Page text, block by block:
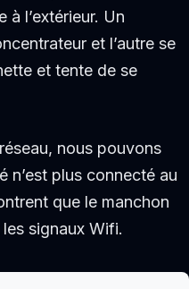
à l’extérieur. Un
et l’autre se
et tente de se
nous pouvons
n’est plus connecté au
que le manchon
signaux Wifi.